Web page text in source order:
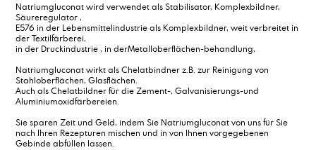
Natriumgluconat wird verwendet als Stabilisator, Komplexbildner,
Säureregulator ,
E576 in der Lebensmittelindustrie als Komplexbildner, weit verbreitet in
der Textilfärberei,
in der Druckindustrie , in derMetalloberflächen-behandlung,
Natriumgluconat wirkt als Chelatbindner z.B. zur Reinigung von
Stahloberflächen, Glasflächen.
Auch als Chelatbildner für die Zement-, Galvanisierungs-und
Aluminiumoxidfärbereien.
Sie sparen Zeit und Geld, indem Sie Natriumgluconat von uns für Sie
nach Ihren Rezepturen mischen und in von Ihnen vorgegebenen
Gebinde abfüllen lassen.